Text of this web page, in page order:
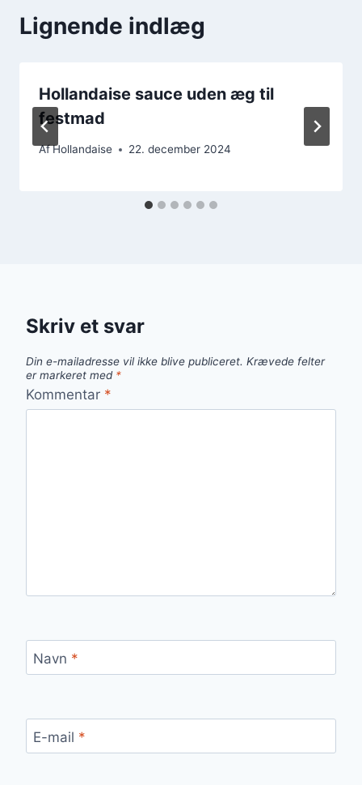
Lignende indlæg
Hollandaise sauce uden æg til
festmad
AfHollandaise 22. december 2024
Skriv et svar
Din e-mailadresse vil ikke blive publiceret. Krævede felter
er markeret med *
Kommentar *
Navn *
E-mail *